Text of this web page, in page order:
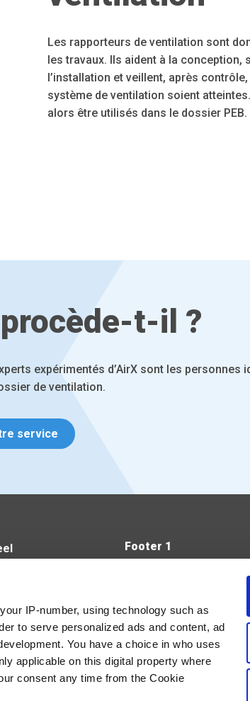
IP-number, using technology such as
to serve personalized ads and content, ad
You have a choice in who uses
applicable on this digital property where
consent any time from the Cookie
Les rapporteurs de ventilation sont
les travaux. Ils aident à la conception,
l’installation et veillent, après
système de ventilation soient
alors être utilisés dans le dossier PEB.
t-il ?
expérimentés d’AirX sont les personnes
de ventilation.
service
Footer 1
Ik geef de
verwerken zoals